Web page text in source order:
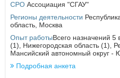
Хабаровский край
Ханты-Мансийский
Ч
Челябинская область
Чеченская Республика
СРО Ассоциация "СГАУ"
Регионы деятельности
область Москва
Опыт работыВсего назначений 5
(1), Нижегородская область (1),
Мансийский автономный округ -
Подробная анкета